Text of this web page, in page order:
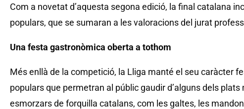
Com a novetat d’aquesta segona edició, la final catalana
populars, que se sumaran a les valoracions del jurat
Una festa gastronòmica oberta a tothom
Més enllà de la competició, la Lliga manté el seu caràcter
populars que permetran al públic gaudir d’alguns dels
esmorzars de forquilla catalans, com les galtes, les